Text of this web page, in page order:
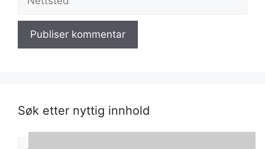
Søk etter nyttig innhold